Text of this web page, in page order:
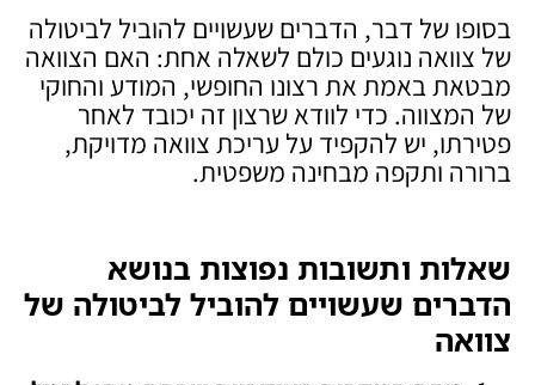
בסופו של דבר, הדברים שעשויים להוביל לביטולה
של צוואה נוגעים כולם לשאלה אחת: האם הצוואה
מבטאת באמת את רצונו החופשי, המודע והחוקי
של המצווה. כדי לוודא שרצון זה יכובד לאחר
פטירתו, יש להקפיד על עריכת צוואה מדויקת,
ברורה ותקפה מבחינה משפטית.
שאלות ותשובות נפוצות בנושא
הדברים שעשויים להוביל לביטולה של
צוואה